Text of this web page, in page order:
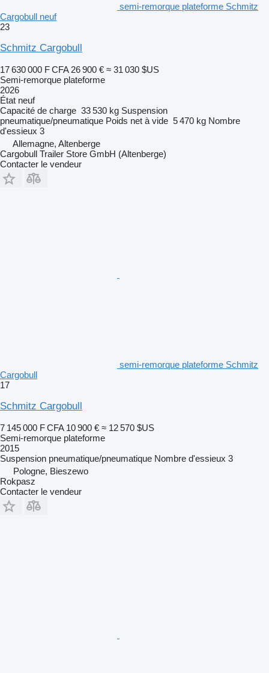
semi-remorque plateforme Schmitz
Cargobull neuf
23
Schmitz Cargobull
17 630 000 F CFA 26 900 € ≈ 31 030 $US
Semi-remorque plateforme
2026
État neuf
Capacité de charge 33 530 kg Suspension
pneumatique/pneumatique Poids net à vide 5 470 kg Nombre
d'essieux 3
Allemagne, Altenberge
Cargobull Trailer Store GmbH (Altenberge)
Contacter le vendeur
semi-remorque plateforme Schmitz
Cargobull
17
Schmitz Cargobull
7 145 000 F CFA 10 900 € ≈ 12 570 $US
Semi-remorque plateforme
2015
Suspension pneumatique/pneumatique Nombre d'essieux 3
Pologne, Bieszewo
Rokpasz
Contacter le vendeur